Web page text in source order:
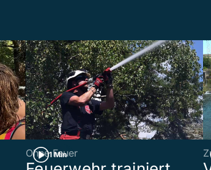
1 Min
Ohne Feuer